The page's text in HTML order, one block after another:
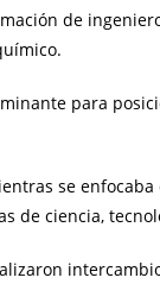
de
para
se
de ciencia,